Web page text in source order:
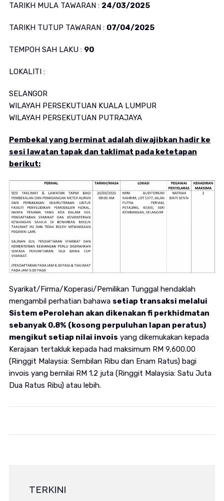
TARIKH MULA TAWARAN : 24/03/2025
TARIKH TUTUP TAWARAN : 07/04/2025
TEMPOH SAH LAKU : 90
LOKALITI :
SELANGOR
WILAYAH PERSEKUTUAN KUALA LUMPUR
WILAYAH PERSEKUTUAN PUTRAJAYA
Pembekal yang berminat adalah diwajibkan hadir ke
sesi lawatan tapak dan taklimat pada ketetapan
berikut:
Syarikat/Firma/Koperasi/Pemilikan Tunggal hendaklah
mengambil perhatian bahawa setiap transaksi melalui
Sistem ePerolehan akan dikenakan fi perkhidmatan
sebanyak 0.8% (kosong perpuluhan lapan peratus)
mengikut setiap nilai invois yang dikemukakan kepada
Kerajaan tertakluk kepada had maksimum RM 9,600.00
(Ringgit Malaysia: Sembilan Ribu dan Enam Ratus) bagi
invois yang bernilai RM 1.2 juta (Ringgit Malaysia: Satu Juta
Dua Ratus Ribu) atau lebih.
TERKINI